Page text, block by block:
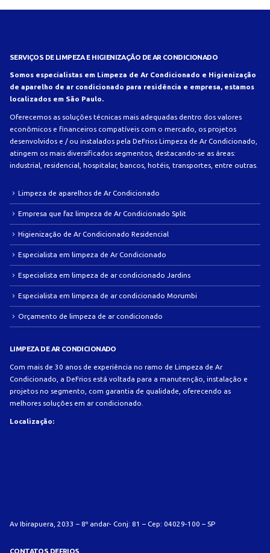
SERVIÇOS DE LIMPEZA E HIGIENIZAÇÃO DE AR CONDICIONADO
Somos especialistas em Limpeza de Ar Condicionado e Higienização
de aparelho de ar condicionado para residência e empresa, estamos
localizados em São Paulo.
Oferecemos as soluções técnicas mais adequadas dentro dos valores
econômicos e financeiros compatíveis com o mercado, os projetos
desenvolvidos e / ou instalados pela DeFrios Limpeza de Ar Condicionado,
atingem os mais diversificados segmentos, destacando-se as áreas:
industrial, residencial, hospitalar, bancos, hotéis, transportes, entre outras.
Limpeza de aparelhos de Ar Condicionado
Empresa que faz limpeza de Ar Condicionado Split
Higienização de Ar Condicionado Residencial
Especialista em limpeza de Ar Condicionado
Especialista em limpeza de ar condicionado Jardins
Especialista em limpeza de ar condicionado Morumbi
Orçamento de limpeza de ar condicionado
LIMPEZA DE AR CONDICIONADO
Com mais de 30 anos de experiência no ramo de Limpeza de Ar
Condicionado, a DeFrios está voltada para a manutenção, instalação e
projetos no segmento, com garantia de qualidade, oferecendo as
melhores soluções em ar condicionado.
Localização:
Av Ibirapuera, 2033 – 8º andar- Conj: 81 – Cep: 04029-100 – SP
CONTATOS DEFRIOS